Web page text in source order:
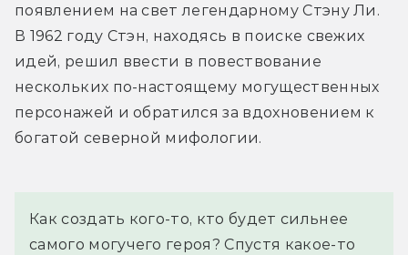
появлением на свет легендарному Стэну Ли.
В 1962 году Стэн, находясь в поиске свежих
идей, решил ввести в повествование
нескольких по-настоящему могущественных
персонажей и обратился за вдохновением к
богатой северной мифологии.
Как создать кого-то, кто будет сильнее
самого могучего героя? Спустя какое-то